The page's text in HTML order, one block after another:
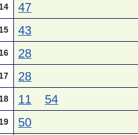
14 47
15 43
16 28
17 28
18 11 54
19 50